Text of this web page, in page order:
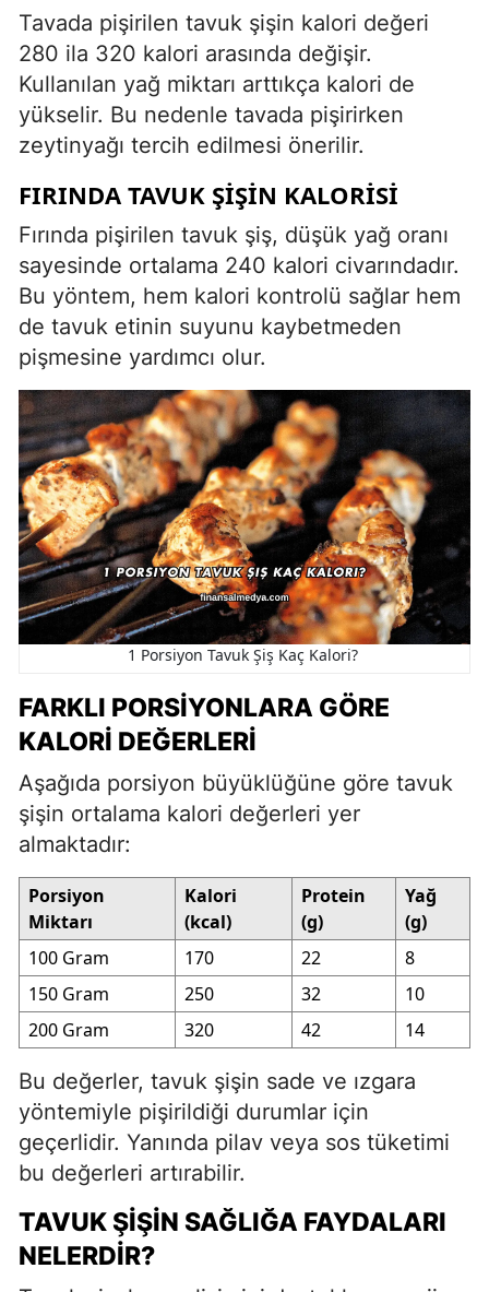
Tavada pişirilen tavuk şişin kalori değeri
280 ila 320 kalori arasında değişir.
Kullanılan yağ miktarı arttıkça kalori de
yükselir. Bu nedenle tavada pişirirken
zeytinyağı tercih edilmesi önerilir.
FIRINDA TAVUK ŞIŞIN KALORISI
Fırında pişirilen tavuk şiş, düşük yağ oranı
sayesinde ortalama 240 kalori civarındadır.
Bu yöntem, hem kalori kontrolü sağlar hem
de tavuk etinin suyunu kaybetmeden
pişmesine yardımcı olur.
1 Porsiyon Tavuk Şiş Kaç Kalori?
FARKLI PORSIYONLARA GÖRE
KALORI DEĞERLERI
Aşağıda porsiyon büyüklüğüne göre tavuk
şişin ortalama kalori değerleri yer
almaktadır:
Porsiyon
Miktarı
Kalori
(kcal)
Protein
(g)
Yağ
(g)
100 Gram
170 22
8
150 Gram
250 32
10
200 Gram
320 42 14
Bu değerler, tavuk şişin sade ve ızgara
yöntemiyle pişirildiği durumlar için
geçerlidir. Yanında pilav veya sos tüketimi
bu değerleri artırabilir.
TAVUK ŞIŞIN SAĞLIĞA FAYDALARI
NELERDIR?